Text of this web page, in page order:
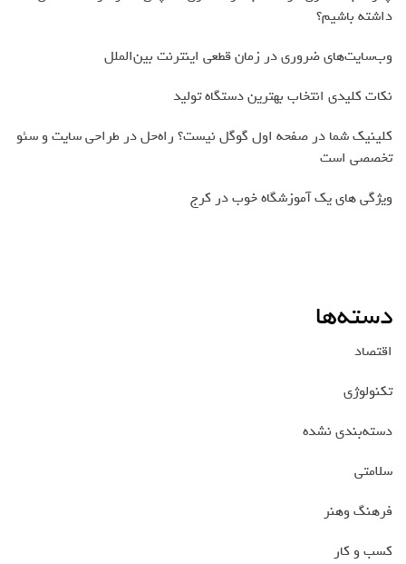
داشته باشیم؟
وب‌سایت‌های ضروری در زمان قطعی اینترنت بین‌الملل
نکات کلیدی انتخاب بهترین دستگاه تولید
کلینیک شما در صفحه اول گوگل نیست؟ راه‌حل در طراحی سایت و سئو
تخصصی است
ویژگی های یک آموزشگاه خوب در کرج
دسته‌ها
اقتصاد
تکنولوژی
دسته‌بندی نشده
سلامتی
فرهنگ وهنر
کسب و کار